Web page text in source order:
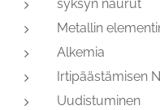
syksyn naurut
Metallin
Alkemia
Irtipäästämisen
Uudistuminen